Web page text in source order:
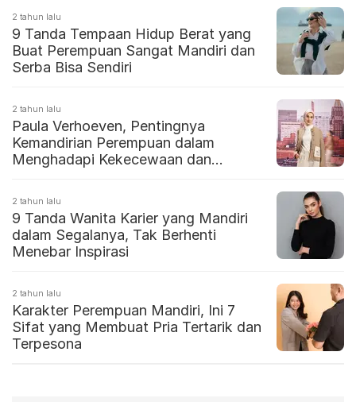
2 tahun lalu
9 Tanda Tempaan Hidup Berat yang
Buat Perempuan Sangat Mandiri dan
Serba Bisa Sendiri
2 tahun lalu
Paula Verhoeven, Pentingnya
Kemandirian Perempuan dalam
Menghadapi Kekecewaan dan
2 tahun lalu
9 Tanda Wanita Karier yang Mandiri
dalam Segalanya, Tak Berhenti
Menebar Inspirasi
2 tahun lalu
Karakter Perempuan Mandiri, Ini 7
Sifat yang Membuat Pria Tertarik dan
Terpesona